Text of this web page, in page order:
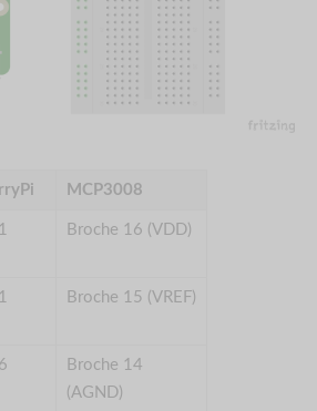
MCP3008
Broche 16 (VDD)
Broche 15 (VREF)
Broche 14
(AGND)